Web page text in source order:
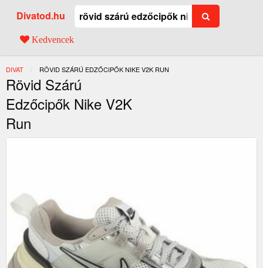
Divatod.hu
Kedvencek
DIVAT JELENLEGI:
RÖVID SZÁRÚ EDZŐCIPŐK NIKE V2K RUN
Rövid Szárú
Edzőcipők Nike V2K
Run